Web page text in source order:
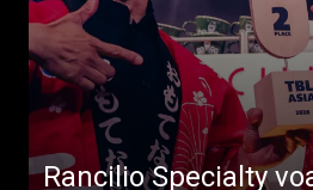
Rancilio Specialty
Todos
Produtos